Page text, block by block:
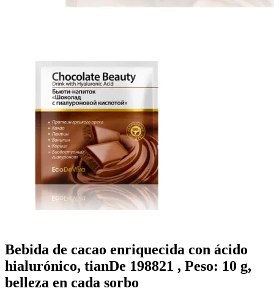
Bebida de cacao enriquecida con ácido
hialurónico, tianDe 198821 , Peso: 10 g,
belleza en cada sorbo